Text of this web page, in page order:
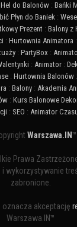
Hel do Balonów : Bańki
Płyn do Baniek :
Prezent : Balony z
: Hurtownia Animatora :
: PartyBox :
: Animator :
: Hurtownia Balonów :
: Balony : Akademia
: Kurs Balonowe
: SEO : Animator
Warszawa.IN ™
Prawa
wykorzystywanie
zabronione.
oznacza akceptację
Warszawa.IN™